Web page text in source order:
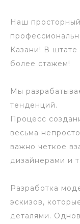
Наш
Казани! В
более стажем!
Мы
тенденций.
Процесс
весьма
важно четкое
дизайнерами и
Разработка
эскизов,
деталями.